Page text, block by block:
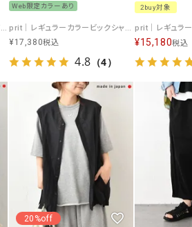
adidas（アディダス）
ASFVLT（アスファルト）
Audition（オーディション）
blue willow（ブルーウィロー）
blue willow（ブルーウィロー）
CUBE SUGAR（キューブシュガー）
CONVERSE ALL STAR（コンバースオー
prit｜切替Vネックオーバーワンピース [[P91629]][C]
Web限定カラーあり
prit｜レギュラーカラービックシャツ [[P81642]][C]
¥17,380税込
4.8 （4）
2buy対象
¥15,180税込
20%off